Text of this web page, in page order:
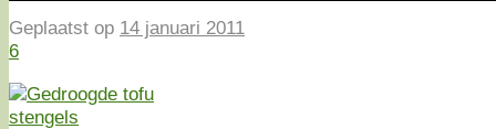
Geplaatst op 14 januari 2011
6